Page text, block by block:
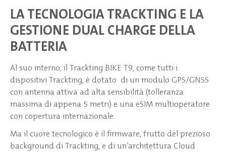
LA TECNOLOGIA TRACKTING E LA
GESTIONE DUAL CHARGE DELLA
BATTERIA
Al suo interno, il Trackting BIKE T9, come tutti i
dispositivi Trackting, è dotato di un modulo GPS/GNSS
con antenna attiva ad alta sensibilità (tolleranza
massima di appena 5 metri) e una eSIM multioperatore
con copertura internazionale.
Ma il cuore tecnologico è il firmware, frutto del prezioso
background di Trackting, e di un’architettura Cloud